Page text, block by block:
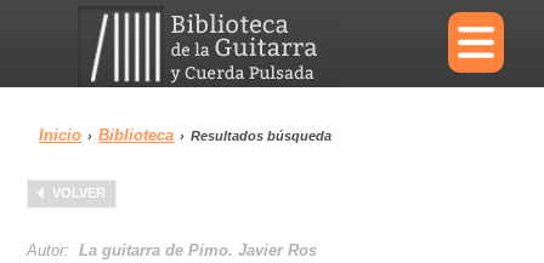
×
Menu
Biblioteca
Inicio › Biblioteca › Resultados búsqueda
VOLVER
Autor:La guitarra de Pimo. Javier Ros